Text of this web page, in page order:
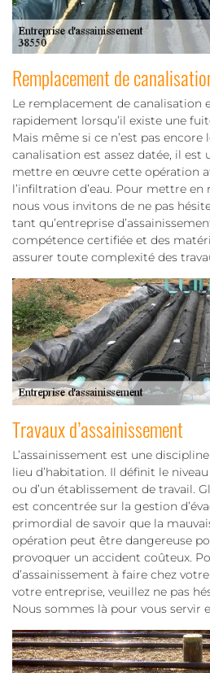
Remplacement de
Le remplacement de canalisation
rapidement lorsqu’il existe une
Mais même si ce n’est pas
canalisation est assez datée, il est
mettre en œuvre cette opération
l’infiltration d’eau. Pour mettre
nous vous invitons de ne pas
tant qu’entreprise
compétence certifiée et des
assurer toute complexité des
Travaux d’assainissement
L’assainissement est une
lieu d’habitation. Il définit le
ou d’un établissement de travail.
est concentrée sur la gestion
primordial de savoir que la
opération peut être dangereuse
provoquer un accident coûteux.
d’assainissement à faire chez
votre entreprise, veuillez ne pas
Nous sommes là pour vous servir